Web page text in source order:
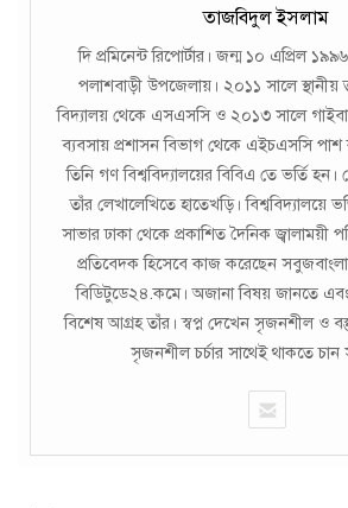
তাজবিদুল ইসলাম
দি প্রমিনেন্ট রিপোর্টার। জন্ম ১০ এপ্রিল
পলাশবাড়ী উপজেলায়। ২০১১ সালে স্থানীয়
বিদ্যালয় থেকে এসএসসি ও ২০১৩ সালে
ব্যবসায় প্রশাসন বিভাগ থেকে এইচএসসি
তিনি গণ বিশ্ববিদ্যালয়ের বিবিএ তে ভর্তি
তাঁর লেখালেখিতে হাতেখড়ি। বিশ্ববিদ্যালয়ে
সাভার ঢাকা থেকে প্রকাশিত দৈনিক জ্বালাময়ী
প্রতিবেদক হিসেবে কাজ করেছেন
বিডিটুডে২৪.কমে। অজানা বিষয় জানতে
বিশেষ আগ্রহ তাঁর। স্বপ্ন দেখেন সৃজনশীল ও
সৃজনশীল চর্চার সাথেই থাকতে